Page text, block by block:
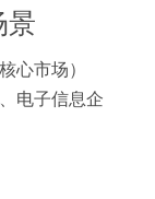
景
心市场）
电子信息企